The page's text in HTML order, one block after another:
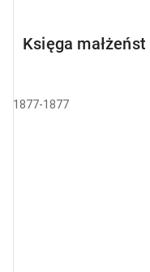
Księga małżeństw
1877-1877